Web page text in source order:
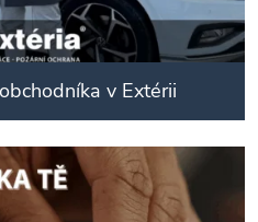
v Extérii